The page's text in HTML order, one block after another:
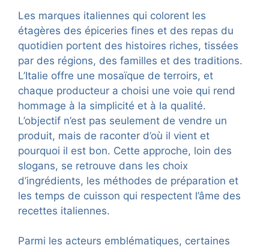
Les marques italiennes qui colorent les
étagères des épiceries fines et des repas du
quotidien portent des histoires riches, tissées
par des régions, des familles et des traditions.
L’Italie offre une mosaïque de terroirs, et
chaque producteur a choisi une voie qui rend
hommage à la simplicité et à la qualité.
L’objectif n’est pas seulement de vendre un
produit, mais de raconter d’où il vient et
pourquoi il est bon. Cette approche, loin des
slogans, se retrouve dans les choix
d’ingrédients, les méthodes de préparation et
les temps de cuisson qui respectent l’âme des
recettes italiennes.
Parmi les acteurs emblématiques, certaines